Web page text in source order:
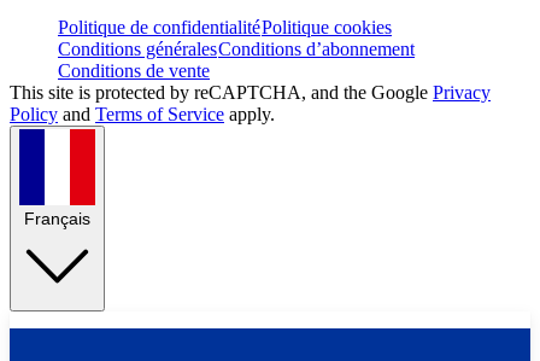
Politique de confidentialitéPolitique cookies
Conditions généralesConditions d’abonnement
Conditions de vente
This site is protected by reCAPTCHA, and the Google Privacy
Policy and Terms of Service apply.
Français